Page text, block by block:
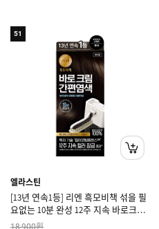
51
엘라스틴
[13년 연속1등] 리엔 흑모비책 섞을 필
요없는 10분 완성 12주 지속 바로크림
간편염색 저자극 새치염색 흑색 80g
원